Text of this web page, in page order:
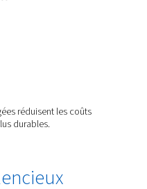
BstAIR 300